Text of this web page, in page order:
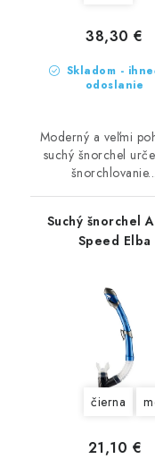
Skladom -
odoslanie
38,30 €
Moderný a veľmi
suchý šnorchel
šnorchlovanie...
Suchý šnorchel
Speed Elba
čierna
21,10 €